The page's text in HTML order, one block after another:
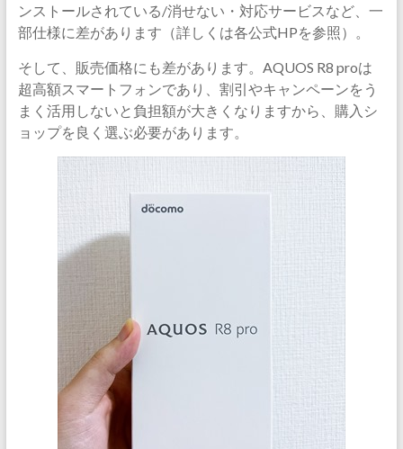
ンストールされている/消せない・対応サービスなど、一
部仕様に差があります（詳しくは各公式HPを参照）。
そして、販売価格にも差があります。AQUOS R8 proは
超高額スマートフォンであり、割引やキャンペーンをう
まく活用しないと負担額が大きくなりますから、購入シ
ョップを良く選ぶ必要があります。